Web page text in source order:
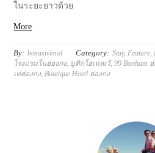
ในระยะยาวด้วย
More
By: bosasivimol Category: Stay,Feature,
โรงแรมในฮ่องกง, บูติกโฮเทลเว้,99 Bonham
เท่ฮ่องกง,Boutique Hotel ฮ่องกง